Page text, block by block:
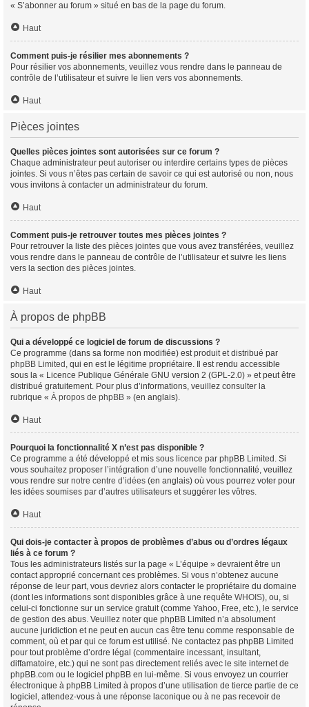
« S’abonner au forum » situé en bas de la page du forum.
Haut
Comment puis-je résilier mes abonnements ?
Pour résilier vos abonnements, veuillez vous rendre dans le panneau de
contrôle de l’utilisateur et suivre le lien vers vos abonnements.
Haut
Pièces jointes
Quelles pièces jointes sont autorisées sur ce forum ?
Chaque administrateur peut autoriser ou interdire certains types de pièces
jointes. Si vous n’êtes pas certain de savoir ce qui est autorisé ou non, nous
vous invitons à contacter un administrateur du forum.
Haut
Comment puis-je retrouver toutes mes pièces jointes ?
Pour retrouver la liste des pièces jointes que vous avez transférées, veuillez
vous rendre dans le panneau de contrôle de l’utilisateur et suivre les liens
vers la section des pièces jointes.
Haut
À propos de phpBB
Qui a développé ce logiciel de forum de discussions ?
Ce programme (dans sa forme non modifiée) est produit et distribué par
phpBB Limited , qui en est le légitime propriétaire. Il est rendu accessible
sous la « Licence Publique Générale GNU version 2 (GPL-2.0) » et peut être
distribué gratuitement. Pour plus d’informations, veuillez consulter la
rubrique « À propos de phpBB » (en anglais).
Haut
Pourquoi la fonctionnalité X n’est pas disponible ?
Ce programme a été développé et mis sous licence par phpBB Limited. Si
vous souhaitez proposer l’intégration d’une nouvelle fonctionnalité, veuillez
vous rendre sur notre centre d’idées (en anglais) où vous pourrez voter pour
les idées soumises par d’autres utilisateurs et suggérer les vôtres.
Haut
Qui dois-je contacter à propos de problèmes d’abus ou d’ordres légaux
liés à ce forum ?
Tous les administrateurs listés sur la page « L’équipe » devraient être un
contact approprié concernant ces problèmes. Si vous n’obtenez aucune
réponse de leur part, vous devriez alors contacter le propriétaire du domaine
(dont les informations sont disponibles grâce à une requête WHOIS), ou, si
celui-ci fonctionne sur un service gratuit (comme Yahoo, Free, etc.), le service
de gestion des abus. Veuillez noter que phpBB Limited n’a absolument
aucune juridiction et ne peut en aucun cas être tenu comme responsable de
comment, où et par qui ce forum est utilisé. Ne contactez pas phpBB Limited
pour tout problème d’ordre légal (commentaire incessant, insultant,
diffamatoire, etc.) qui ne sont pas directement reliés avec le site internet de
phpBB.com ou le logiciel phpBB en lui-même. Si vous envoyez un courrier
électronique à phpBB Limited à propos d’une utilisation de tierce partie de ce
logiciel, attendez-vous à une réponse laconique ou à ne pas recevoir de